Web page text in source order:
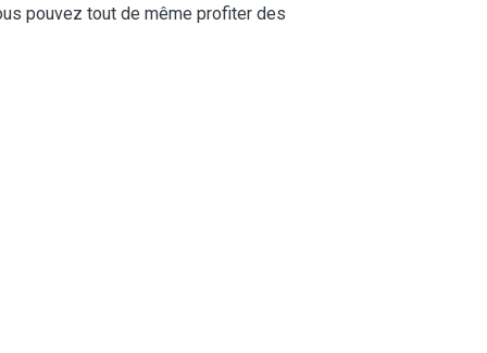
pouvez tout de même profiter des